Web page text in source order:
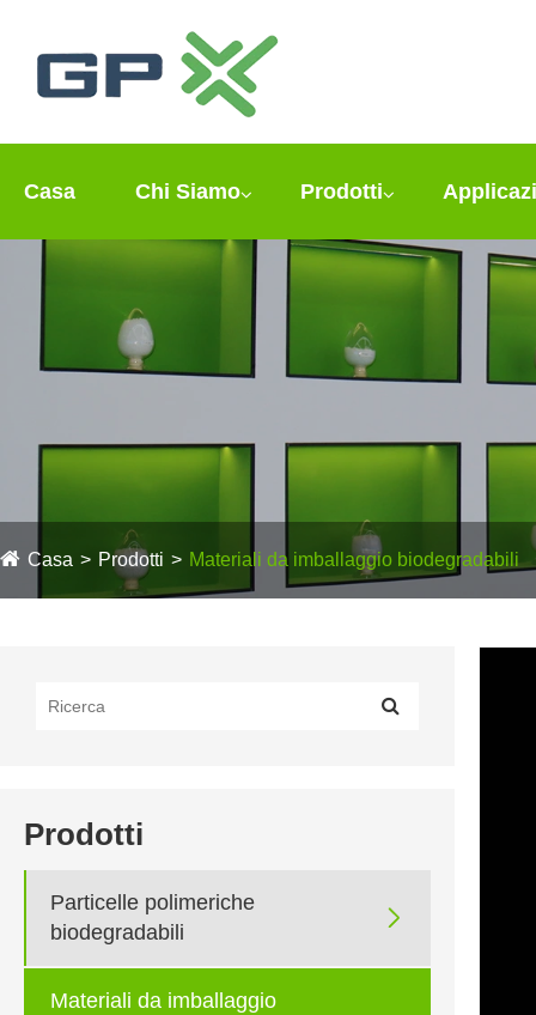
Casa Chi Siamo Prodotti
Casa Prodotti Materiali da imballaggio biodegradabili
Prodotti
Particelle polimeriche
biodegradabili

Materiali da imballaggio